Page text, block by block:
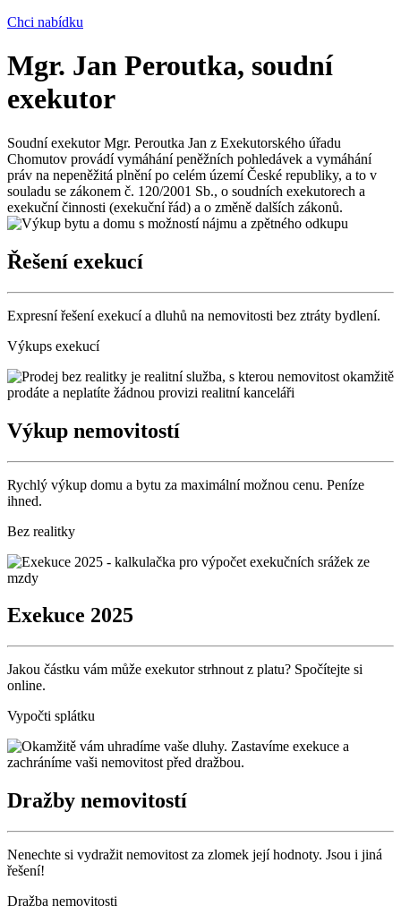
Chci nabídku
Mgr. Jan Peroutka, soudní
exekutor
Soudní exekutor Mgr. Peroutka Jan z Exekutorského úřadu
Chomutov provádí vymáhání peněžních pohledávek a vymáhání
práv na nepeněžitá plnění po celém území České republiky, a to v
souladu se zákonem č. 120/2001 Sb., o soudních exekutorech a
exekuční činnosti (exekuční řád) a o změně dalších zákonů.
Řešení exekucí
Expresní řešení exekucí a dluhů na nemovitosti bez ztráty bydlení.
Výkups exekucí
Výkup nemovitostí
Rychlý výkup domu a bytu za maximální možnou cenu. Peníze
ihned.
Bez realitky
Exekuce 2025
Jakou částku vám může exekutor strhnout z platu? Spočítejte si
online.
Vypočti splátku
Dražby nemovitostí
Nenechte si vydražit nemovitost za zlomek její hodnoty. Jsou i jiná
řešení!
Dražba nemovitosti